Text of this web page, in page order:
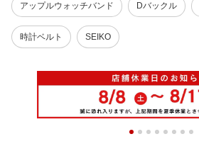
アップルウォッチバンド Dバックル
時計ベルト SEIKO